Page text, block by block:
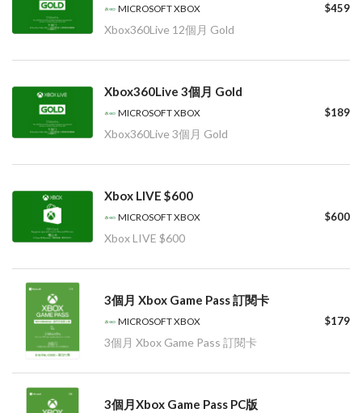
$459
MICROSOFT XBOX
Xbox360Live 12個月 Gold
Xbox360Live 3個月 Gold
$189
MICROSOFT XBOX
Xbox360Live 3個月 Gold
Xbox LIVE $600
$600
MICROSOFT XBOX
Xbox LIVE $600
3個月 Xbox Game Pass 訂閱卡
$179
MICROSOFT XBOX
3個月 Xbox Game Pass 訂閱卡
3個月Xbox Game Pass PC版